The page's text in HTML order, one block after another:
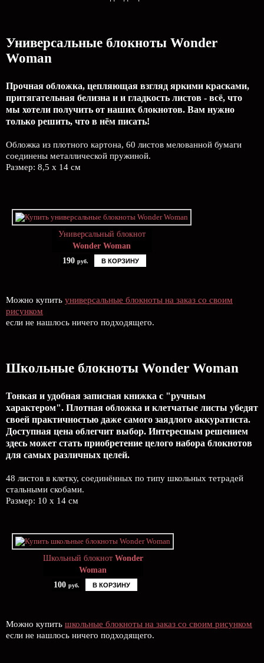
Универсальные блокноты Wonder
Woman
Прочная обложка, цепляющая взгляд яркими красками,
притягательная белизна и и гладкость листов - всё, что
мы хотели получить от наших блокнотов. Вам нужно
только решить, что в нём писать!
Обложка из плотного картона, 60 листов мелованной бумаги
соединены металлической пружиной.
Размер: 8,5 х 14 см
Универсальный блокнот
Wonder Woman
190 руб. В КОРЗИНУ
Можно купить универсальные блокноты на заказ со своим
рисунком
если не нашлось ничего подходящего.
Школьные блокноты Wonder Woman
Тонкая и удобная записная книжка с "ручным
характером". Плотная обложка и клетчатые листы убедят
своей практичностью даже самого заядлого аккуратиста.
Доступная цена облегчит выбор. Интересным решением
здесь может стать приобретение целого набора блокнотов
для самых различных целей.
48 листов в клетку, соединённых по типу школьных тетрадей
стальными скобами.
Размер: 10 x 14 см
Школьный блокнот Wonder
Woman
100 руб. В КОРЗИНУ
Можно купить школьные блокноты на заказ со своим рисунком
если не нашлось ничего подходящего.